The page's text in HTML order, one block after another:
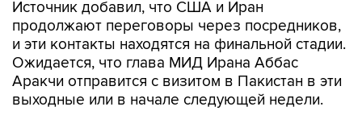
и эти контакты находятся на финальной стадии.
Ожидается, что глава МИД Ирана Аббас
Аракчи отправится с визитом в Пакистан в эти
выходные или в начале следующей недели.
Ранее в МИД Ирана сообщали, что Тегеран и